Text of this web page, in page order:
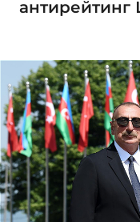
антирейтинг